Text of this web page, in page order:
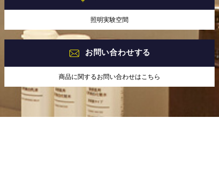
照明実験空間
お問い合わせする
商品に関するお問い合わせはこちら